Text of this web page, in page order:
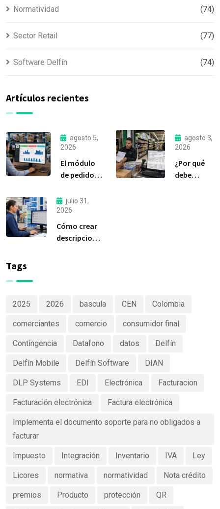
Normatividad (74)
Sector Retail (77)
Software Delfín (74)
Artículos recientes
agosto 5,
2026
El módulo
de pedidos:
la
herramienta
más
importante
de Delfín
agosto 3,
2026
¿Por qué
debe
julio 31,
2026
Cómo crear
descripciones
Tags
2025 2026 bascula CEN Colombia
comerciantes comercio consumidor final
Contingencia Datafono datos Delfín
Delfín Mobile Delfín Software DIAN
DLP Systems EDI Electrónica Facturacion
Facturación electrónica Factura electrónica
Implementa el documento soporte para no obligados a
facturar
Impuesto Integración Inventario IVA Ley
Licores normativa normatividad Nota crédito
premios Producto protección QR